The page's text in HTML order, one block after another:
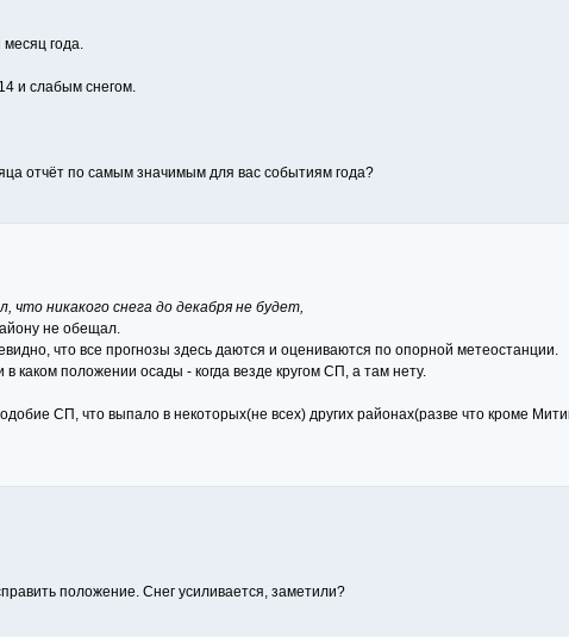
года.
и слабым снегом.
отчёт по самым значимым для вас событиям года?
что никакого снега до декабря не будет,
не обещал.
что все прогнозы здесь даются и оцениваются по опорной метеостанции.
в каком положении осады - когда везде кругом СП, а там нету.
СП, что выпало в некоторых(не всех) других районах(разве что кроме
положение. Снег усиливается, заметили?